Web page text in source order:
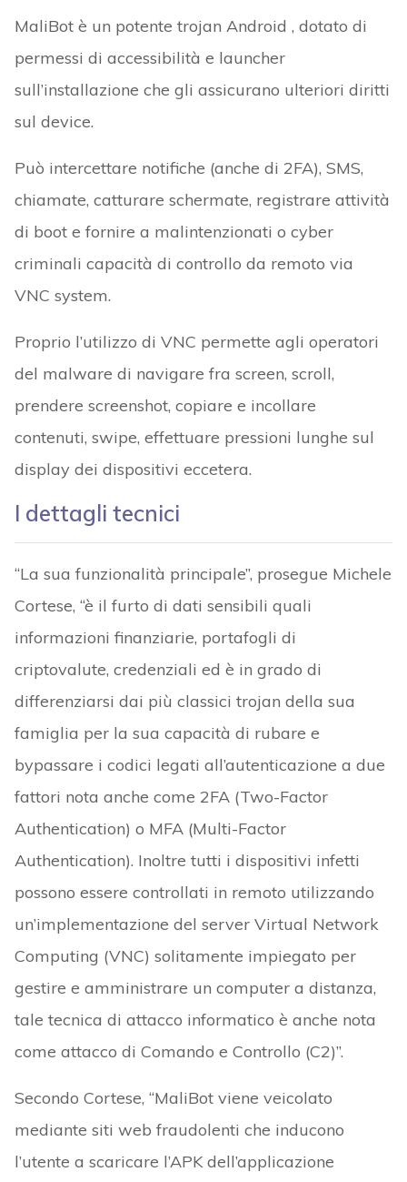
MaliBot è un potente trojan Android , dotato di
permessi di accessibilità e launcher
sull’installazione che gli assicurano ulteriori diritti
sul device.
Può intercettare notifiche (anche di 2FA), SMS,
chiamate, catturare schermate, registrare attività
di boot e fornire a malintenzionati o cyber
criminali capacità di controllo da remoto via
VNC system.
Proprio l’utilizzo di VNC permette agli operatori
del malware di navigare fra screen, scroll,
prendere screenshot, copiare e incollare
contenuti, swipe, effettuare pressioni lunghe sul
display dei dispositivi eccetera.
I dettagli tecnici
“La sua funzionalità principale”, prosegue Michele
Cortese, “è il furto di dati sensibili quali
informazioni finanziarie, portafogli di
criptovalute, credenziali ed è in grado di
differenziarsi dai più classici trojan della sua
famiglia per la sua capacità di rubare e
bypassare i codici legati all’autenticazione a due
fattori nota anche come 2FA (Two-Factor
Authentication) o MFA (Multi-Factor
Authentication). Inoltre tutti i dispositivi infetti
possono essere controllati in remoto utilizzando
un’implementazione del server Virtual Network
Computing (VNC) solitamente impiegato per
gestire e amministrare un computer a distanza,
tale tecnica di attacco informatico è anche nota
come attacco di Comando e Controllo (C2)”.
Secondo Cortese, “MaliBot viene veicolato
mediante siti web fraudolenti che inducono
l’utente a scaricare l’APK dell’applicazione